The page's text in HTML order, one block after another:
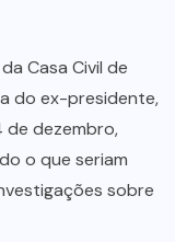
Casa Civil de
do ex-presidente,
de dezembro,
o que seriam
sobre